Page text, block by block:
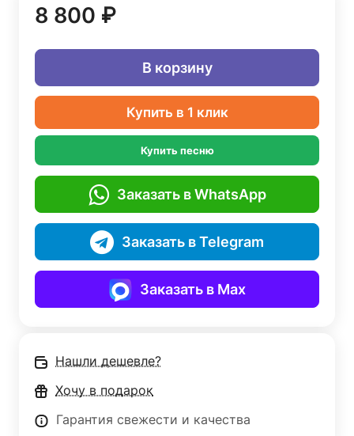
8 800 ₽
В корзину
Купить в 1 клик
Купить песню
Заказать в WhatsApp
Заказать в Telegram
Заказать в Max
Нашли дешевле?
Хочу в подарок
Гарантия свежести и качества